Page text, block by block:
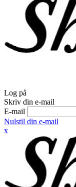
Log på
Skriv din e-mail
E-mail
Nulstil din e-mail
x